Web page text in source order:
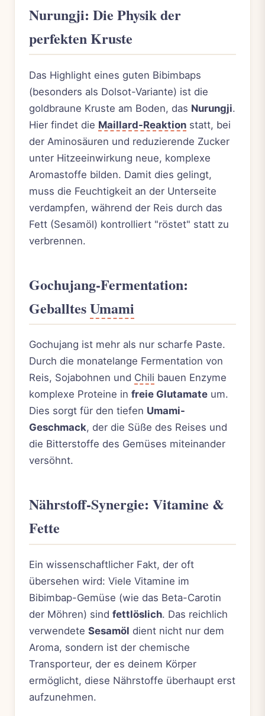
Nurungji: Die Physik der
perfekten Kruste
Das Highlight eines guten Bibimbaps
(besonders als Dolsot-Variante) ist die
goldbraune Kruste am Boden, das Nurungji.
Hier findet die Maillard-Reaktion statt, bei
der Aminosäuren und reduzierende Zucker
unter Hitzeeinwirkung neue, komplexe
Aromastoffe bilden. Damit dies gelingt,
muss die Feuchtigkeit an der Unterseite
verdampfen, während der Reis durch das
Fett (Sesamöl) kontrolliert "röstet" statt zu
verbrennen.
Gochujang-Fermentation:
GeballtesUmami
Gochujang ist mehr als nur scharfe Paste.
Durch die monatelange Fermentation von
Reis, Sojabohnen und Chili bauen Enzyme
komplexe Proteine in freie Glutamate um.
Dies sorgt für den tiefen Umami-
Geschmack, der die Süße des Reises und
die Bitterstoffe des Gemüses miteinander
versöhnt.
Nährstoff-Synergie: Vitamine &
Fette
Ein wissenschaftlicher Fakt, der oft
übersehen wird: Viele Vitamine im
Bibimbap-Gemüse (wie das Beta-Carotin
der Möhren) sind fettlöslich. Das reichlich
verwendete Sesamöl dient nicht nur dem
Aroma, sondern ist der chemische
Transporteur, der es deinem Körper
ermöglicht, diese Nährstoffe überhaupt erst
aufzunehmen.